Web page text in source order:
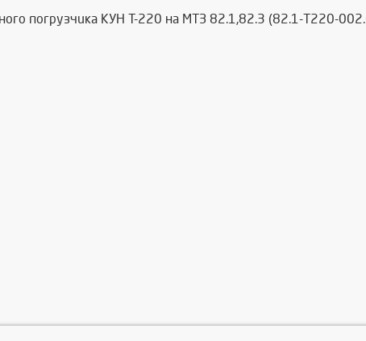
погрузчика КУН Т-220 на МТЗ 82.1,82.3 (82.1-T220-